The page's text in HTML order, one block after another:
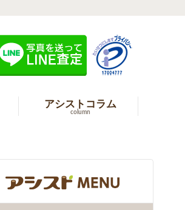
アシストコラム
column